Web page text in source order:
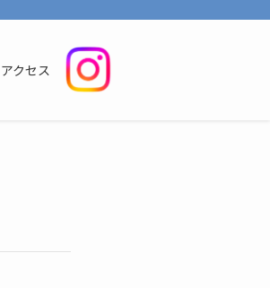
感のある環境を整えております。地域の皆様に信
アクセス